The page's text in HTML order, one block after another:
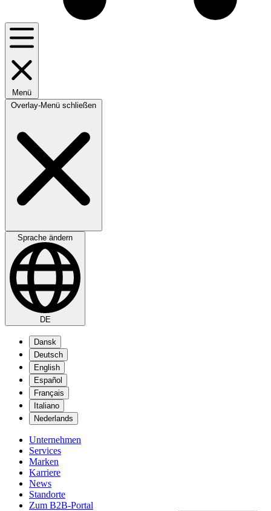
Menü
Overlay-Menü schließen
Sprache ändern
DE
Dansk
Deutsch
English
Español
Français
Italiano
Nederlands
Unternehmen
Services
Marken
Karriere
News
Standorte
Zum B2B-Portal